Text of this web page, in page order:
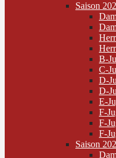
Saison
B-
C-
D-
D-
E-
F-
F-
F-
Saison